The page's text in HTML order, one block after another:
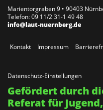
Marientorgraben 9 • 90403
Telefon: 09 11/2 31-1 49 48
info@laut-nuernberg.de
Kontakt Impressum
Datenschutz-Einstellungen
Gefördert durch
Referat für